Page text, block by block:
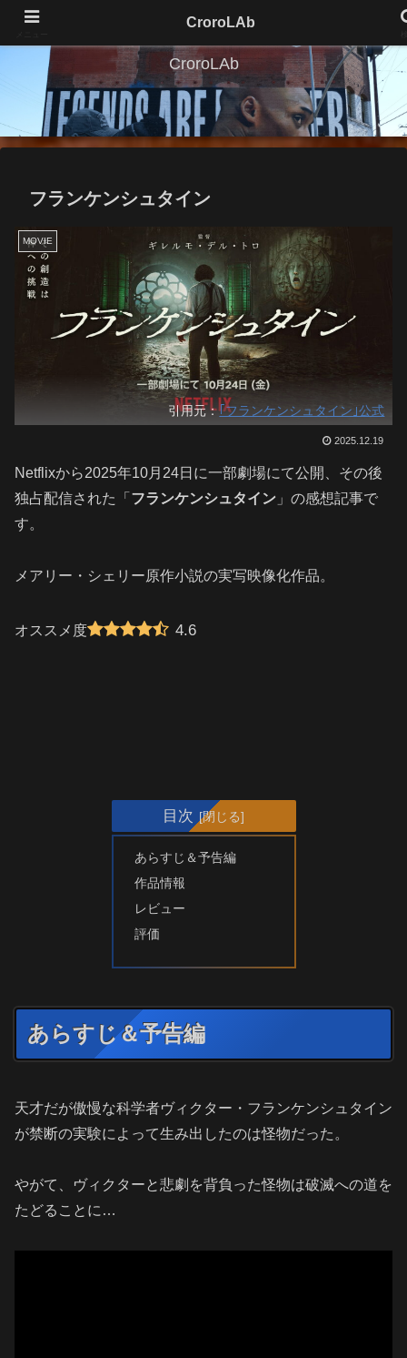
CroroLAb
フランケンシュタイン
MOVIE
引用元：｢フランケンシュタイン｣公式
2025.12.19
Netflixから2025年10月24日に一部劇場にて公開、その後
独占配信された「 フランケンシュタイン 」の感想記事で
す。
メアリー・シェリー原作小説の実写映像化作品。
オススメ度 4.6
目次
あらすじ＆予告編
作品情報
レビュー
評価
あらすじ＆予告編
天才だが傲慢な科学者ヴィクター・フランケンシュタイン
が禁断の実験によって生み出したのは怪物だった。
やがて、ヴィクターと悲劇を背負った怪物は破滅への道を
たどることに…
CroroLAb